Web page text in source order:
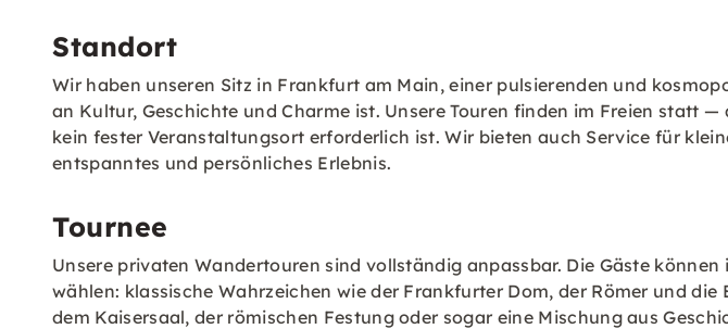
Standort
Wir haben unseren Sitz in Frankfurt am Main, einer pulsierenden und
an Kultur, Geschichte und Charme ist. Unsere Touren finden im Freien statt
kein fester Veranstaltungsort erforderlich ist. Wir bieten auch Service für
entspanntes und persönliches Erlebnis.
Tournee
Unsere privaten Wandertouren sind vollständig anpassbar. Die Gäste
wählen: klassische Wahrzeichen wie der Frankfurter Dom, der Römer und
dem Kaisersaal, der römischen Festung oder sogar eine Mischung aus